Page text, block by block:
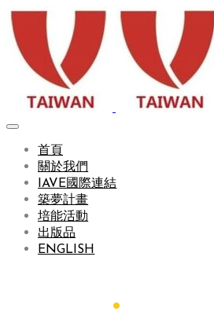
首頁
關於我們
IAVE國際連結
築夢計畫
培能活動
出版品
ENGLISH
.